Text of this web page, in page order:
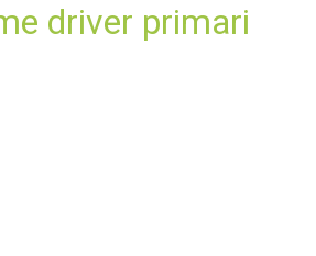
driver primari